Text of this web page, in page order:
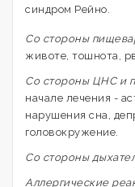
синдром Рейно.
Со стороны
животе, тошнота,
Со стороны ЦНС и
начале лечения -
нарушения сна,
головокружение.
Со стороны
Аллергические